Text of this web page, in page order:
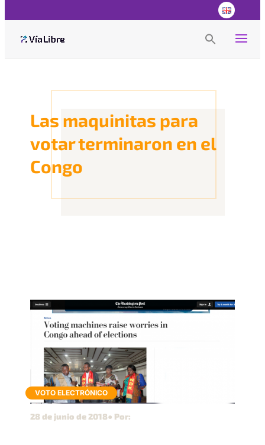
Search Button
Las maquinitas para
votar terminaron en el
Congo
VOTO ELECTRÓNICO
28 de junio de 2018● Por: